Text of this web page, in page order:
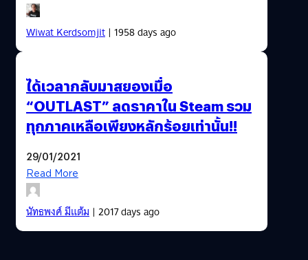
Wiwat Kerdsomjit| 1958 days ago
ได้เวลากลับมาสยองเมื่อ
“OUTLAST” ลดราคาใน Steam รวม
ทุกภาคเหลือเพียงหลักร้อยเท่านั้น!!
29/01/2021
Read More
นัทธพงศ์ มีแต้ม| 2017 days ago